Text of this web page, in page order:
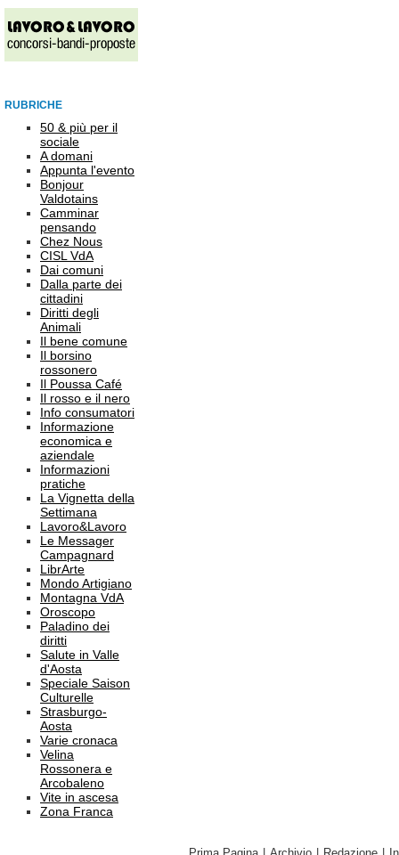
RUBRICHE
50 & più per il
sociale
A domani
Appunta l'evento
Bonjour
Valdotains
Camminar
pensando
Chez Nous
CISL VdA
Dai comuni
Dalla parte dei
cittadini
Diritti degli
Animali
Il bene comune
Il borsino
rossonero
Il Poussa Café
Il rosso e il nero
Info consumatori
Informazione
economica e
aziendale
Informazioni
pratiche
La Vignetta della
Settimana
Lavoro&Lavoro
Le Messager
Campagnard
LibrArte
Mondo Artigiano
Montagna VdA
Oroscopo
Paladino dei
diritti
Salute in Valle
d'Aosta
Speciale Saison
Culturelle
Strasburgo-
Aosta
Varie cronaca
Velina
Rossonera e
Arcobaleno
Vite in ascesa
Zona Franca